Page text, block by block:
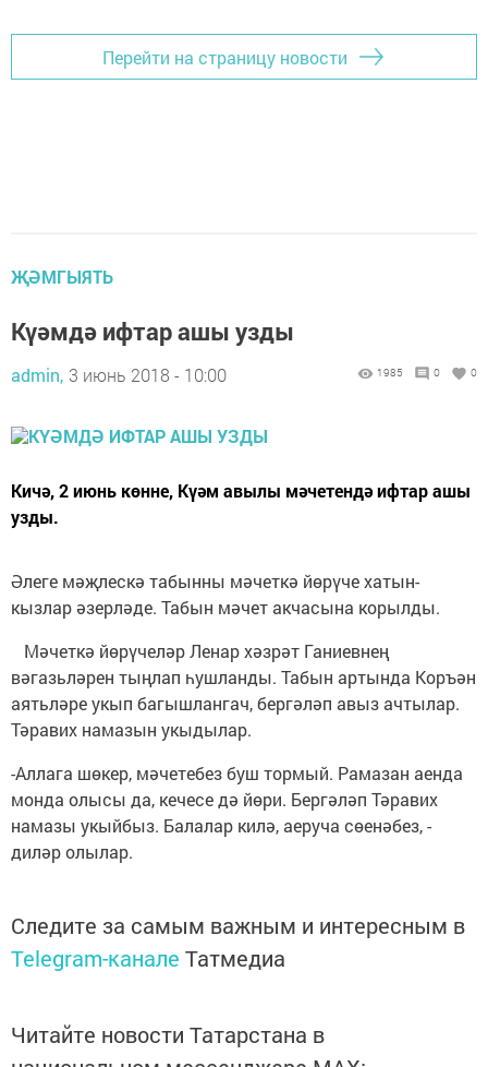
Перейти на страницу новости
ҖӘМГЫЯТЬ
Күәмдә ифтар ашы узды
admin, 3 июнь 2018 - 10:00 1985 0 0
Кичә, 2 июнь көнне, Күәм авылы мәчетендә ифтар ашы
узды.
Әлеге мәҗлескә табынны мәчеткә йөрүче хатын-
кызлар әзерләде. Табын мәчет акчасына корылды.
Мәчеткә йөрүчеләр Ленар хәзрәт Ганиевнең
вәгазьләрен тыңлап һушланды. Табын артында Коръән
аятьләре укып багышлангач, бергәләп авыз ачтылар.
Тәравих намазын укыдылар.
-Аллага шөкер, мәчетебез буш тормый. Рамазан аенда
монда олысы да, кечесе дә йөри. Бергәләп Тәравих
намазы укыйбыз. Балалар килә, аеруча сөенәбез, -
диләр олылар.
Следите за самым важным и интересным в
Telegram-канале Татмедиа
Читайте новости Татарстана в